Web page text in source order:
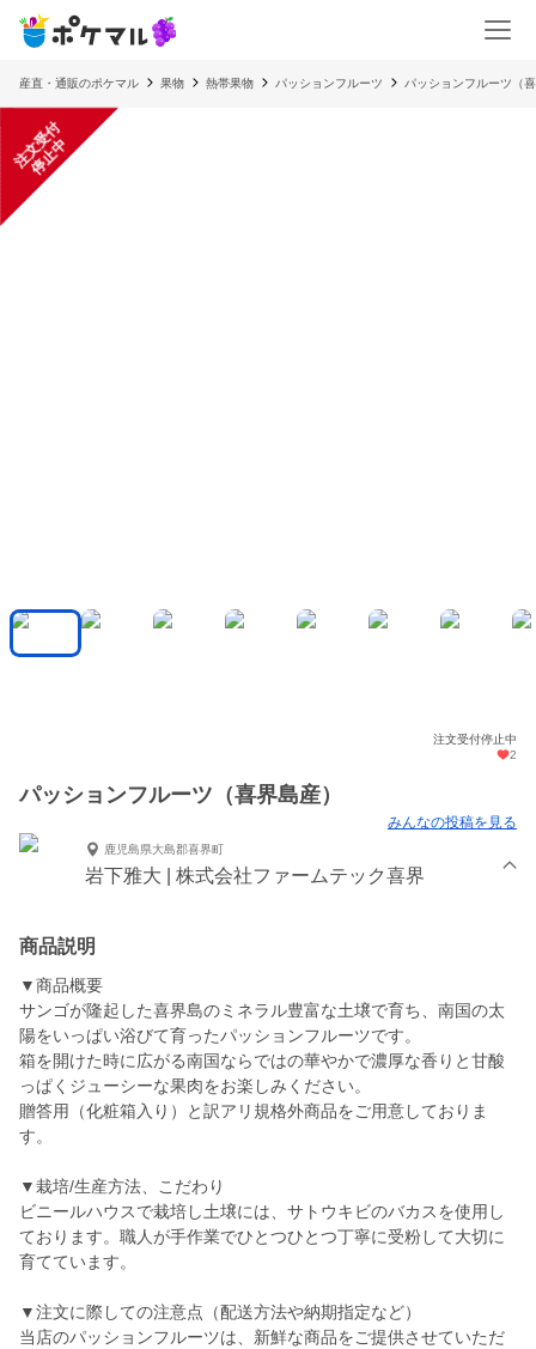
産直・通販のポケマル 果物 熱帯果物 パッションフルーツ パッションフルーツ（
注
文
受
付
停
止
中
注文受付停止中
2
パッションフルーツ（喜界島産）
みんなの投稿を見る
鹿児島県大島郡喜界町
岩下雅大 | 株式会社ファームテック喜界
商品説明
▼商品概要
サンゴが隆起した喜界島のミネラル豊富な土壌で育ち、南国の太
陽をいっぱい浴びて育ったパッションフルーツです。
箱を開けた時に広がる南国ならではの華やかで濃厚な香りと甘酸
っぱくジューシーな果肉をお楽しみください。
贈答用（化粧箱入り）と訳アリ規格外商品をご用意しておりま
す。
▼栽培/生産方法、こだわり
ビニールハウスで栽培し土壌には、サトウキビのバカスを使用し
ております。職人が手作業でひとつひとつ丁寧に受粉して大切に
育てています。
▼注文に際しての注意点（配送方法や納期指定など）
当店のパッションフルーツは、新鮮な商品をご提供させていただ